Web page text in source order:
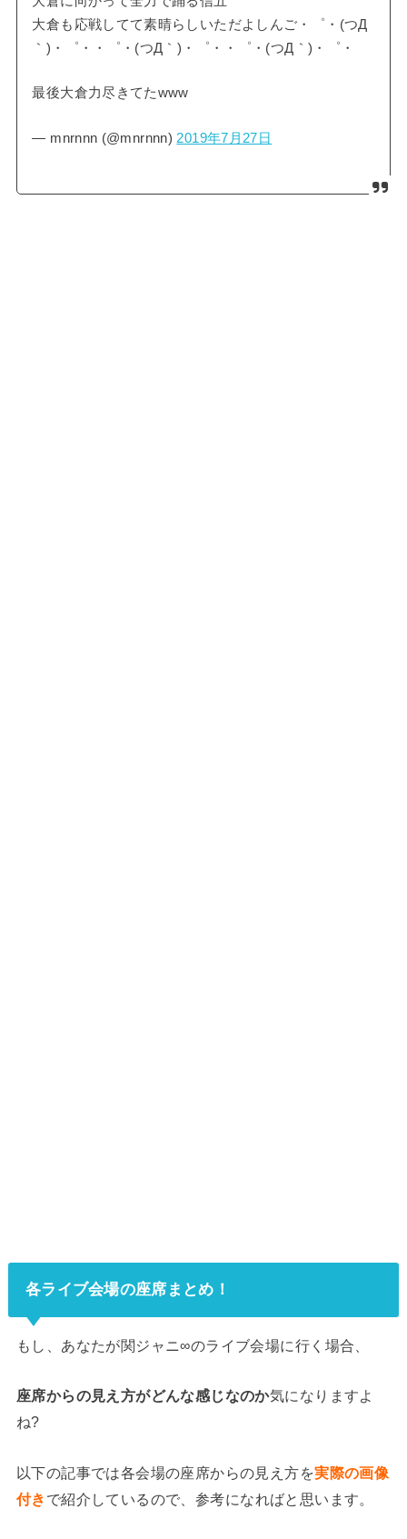
大倉も応戦してて素晴らしいただよしんご・゜・(つД
｀)・゜・・゜・(つД｀)・゜・・゜・(つД｀)・゜・
最後大倉力尽きてたwww
— mnrnnn (@mnrnnn)2019年7月27日
各ライブ会場の座席まとめ！
もし、あなたが関ジャニ∞のライブ会場に行く場合、
座席からの見え方がどんな感じなのか気になりますよ
ね?
以下の記事では各会場の座席からの見え方を実際の画像
付き で紹介しているので、参考になればと思います。